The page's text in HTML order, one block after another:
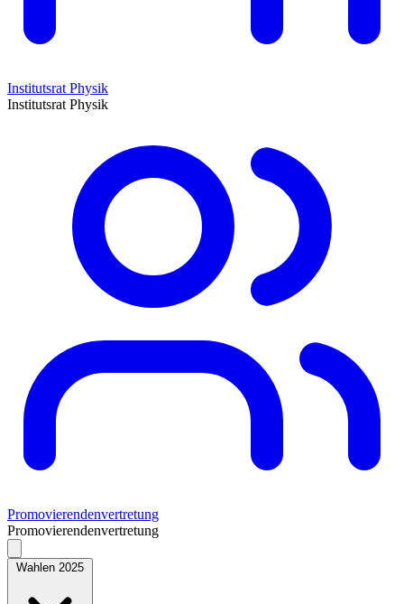
Institutsrat Physik
Institutsrat Physik
Promovierendenvertretung
Promovierendenvertretung
Wahlen 2025